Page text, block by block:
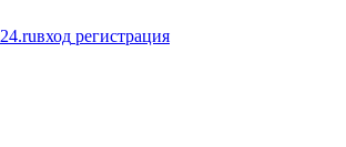
вход регистрация